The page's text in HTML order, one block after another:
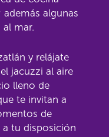
algunas
mar.
y relájate
jacuzzi al aire
lleno de
te invitan a
de
a tu disposición